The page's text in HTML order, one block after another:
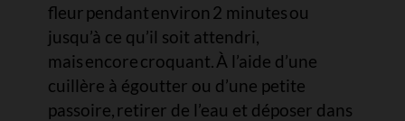
fleur pendant environ 2 minutes ou
jusqu’à ce qu’il soit attendri,
mais encore croquant. À l’aide d’une
cuillère à égoutter ou d’une petite
passoire, retirer de l’eau et déposer dans